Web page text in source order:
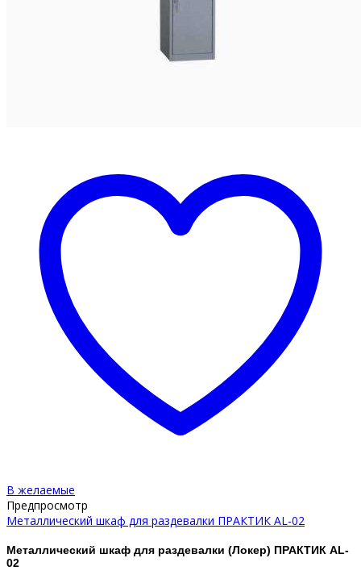
В желаемые
Предпросмотр
Металлический шкаф для раздевалки ПРАКТИК AL-02
Металлический шкаф для раздевалки (Локер) ПРАКТИК AL-
02